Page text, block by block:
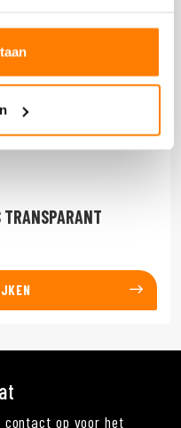
contact op voor het